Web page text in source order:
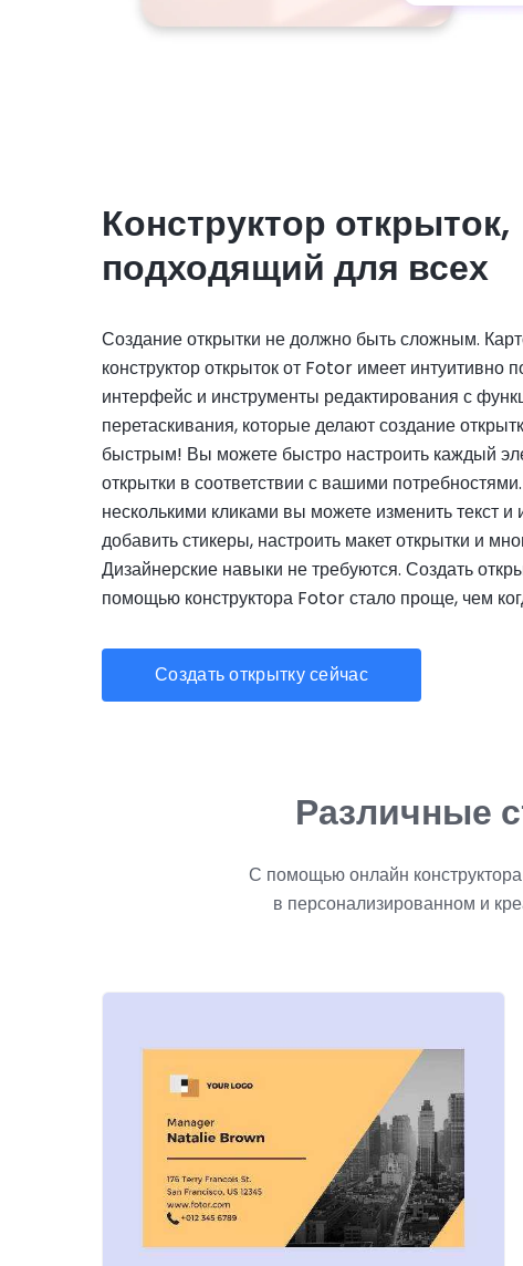
Конструктор открыток,
подходящий для всех
Создание открытки не должно быть сложным.
конструктор открыток от Fotor имеет интуитивно
интерфейс и инструменты редактирования с
перетаскивания, которые делают создание
быстрым! Вы можете быстро настроить каждый
открытки в соответствии с вашими
несколькими кликами вы можете изменить текст и
добавить стикеры, настроить макет открытки и
Дизайнерские навыки не требуются. Создать
помощью конструктора Fotor стало проще, чем
Создать открытку сейчас
Различные
С помощью онлайн
в персонализированном и